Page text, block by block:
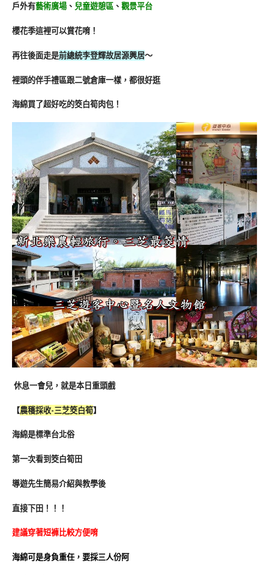
戶外有藝術廣場、 兒童遊憩區 、 觀景平台
櫻花季這裡可以賞花唷！
再往後面走是前總統李登輝故居源興居～
裡頭的伴手禮區跟二號倉庫一樣，都很好逛
海綿買了超好吃的筊白筍肉包！
休息一會兒，就是本日重頭戲
【農穫採收-三芝筊白筍】
海綿是標準台北俗
第一次看到筊白筍田
導遊先生簡易介紹與教學後
直接下田！！！
建議穿著短褲比較方便唷
海綿可是身負重任，要採三人份阿